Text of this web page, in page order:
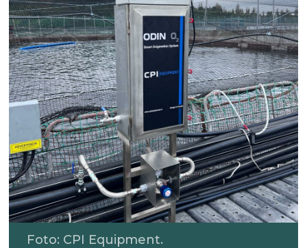
Foto: CPI Equipment.